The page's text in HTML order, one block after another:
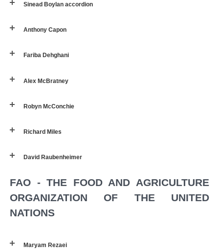
Sinead Boylan accordion
Anthony Capon
Fariba Dehghani
Alex McBratney
Robyn McConchie
Richard Miles
David Raubenheimer
FAO - THE FOOD AND AGRICULTURE
ORGANIZATION OF THE UNITED
NATIONS
Maryam Rezaei